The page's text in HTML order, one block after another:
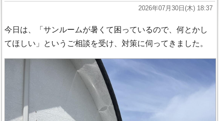
2026年07月30日(木) 18:37
今日は、「サンルームが暑くて困っているので、何とかし
てほしい」というご相談を受け、対策に伺ってきました。